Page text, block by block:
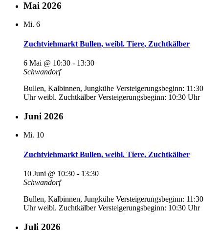
Mai 2026
Mi. 6
Zuchtviehmarkt Bullen, weibl. Tiere, Zuchtkälber
6 Mai @ 10:30 - 13:30
Schwandorf
Bullen, Kalbinnen, Jungkühe Versteigerungsbeginn: 11:30
Uhr weibl. Zuchtkälber Versteigerungsbeginn: 10:30 Uhr
Juni 2026
Mi. 10
Zuchtviehmarkt Bullen, weibl. Tiere, Zuchtkälber
10 Juni @ 10:30 - 13:30
Schwandorf
Bullen, Kalbinnen, Jungkühe Versteigerungsbeginn: 11:30
Uhr weibl. Zuchtkälber Versteigerungsbeginn: 10:30 Uhr
Juli 2026